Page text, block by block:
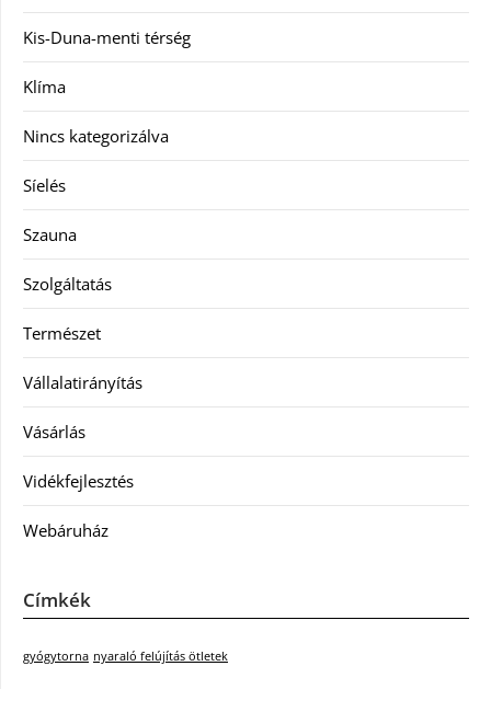
Kis-Duna-menti térség
Klíma
Nincs kategorizálva
Síelés
Szauna
Szolgáltatás
Természet
Vállalatirányítás
Vásárlás
Vidékfejlesztés
Webáruház
Címkék
gyógytorna nyaraló felújítás ötletek